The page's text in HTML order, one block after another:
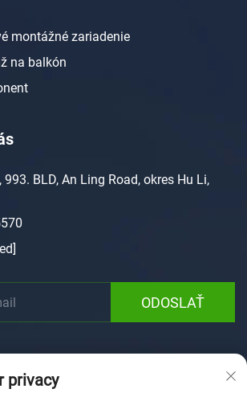
montážné zariadenie
na balkón
BLD, An Ling Road, okres Hu Li,
ODOSLAŤ
privacy